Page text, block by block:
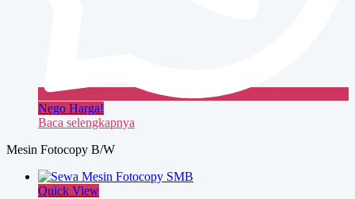
Nego Harga!
Baca selengkapnya
Mesin Fotocopy B/W
Quick View